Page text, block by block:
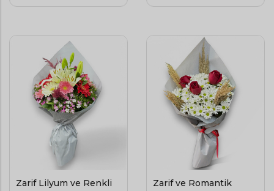
Zarif Lilyum ve Renkli
Zarif ve Romantik